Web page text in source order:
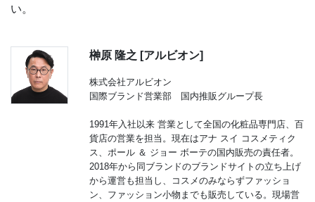
い。
榊原 隆之 [アルビオン]
株式会社アルビオン
国際ブランド営業部 国内推販グループ長
1991年入社以来 営業として全国の化粧品専門店、百
貨店の営業を担当。現在はアナ スイ コスメティク
ス、ポール ＆ ジョー ボーテの国内販売の責任者。
2018年から同ブランドのブランドサイトの立ち上げ
から運営も担当し、コスメのみならずファッショ
ン、ファッション小物までも販売している。現場営